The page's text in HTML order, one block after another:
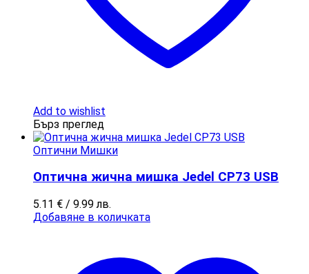
Add to wishlist
Бърз преглед
Оптични Мишки
Оптична жична мишка Jedel CP73 USB
5.11 € / 9.99 лв.
Добавяне в количката